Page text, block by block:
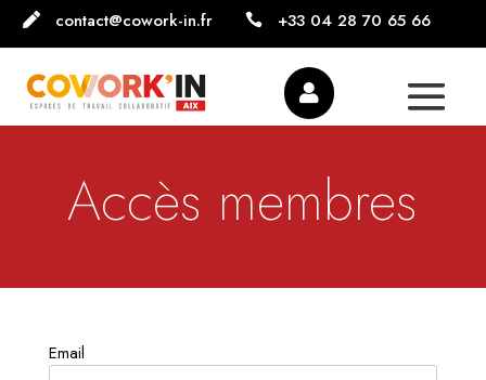
 contact@cowork-in.fr  +33 04 28 70 65 66

Accès membres
Email